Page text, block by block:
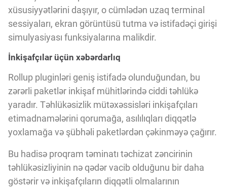
xüsusiyyətlərini daşıyır, o cümlədən uzaq terminal
sessiyaları, ekran görüntüsü tutma və istifadəçi girişi
simulyasiyası funksiyalarına malikdir.
İnkişafçılar üçün xəbərdarlıq
Rollup pluginləri geniş istifadə olunduğundan, bu
zərərli paketlər inkişaf mühitlərində ciddi təhlükə
yaradır. Təhlükəsizlik mütəxəssisləri inkişafçıları
etimadnamələrini qorumağa, asılılıqları diqqətlə
yoxlamağa və şübhəli paketlərdən çəkinməyə çağırır.
Bu hadisə proqram təminatı təchizat zəncirinin
təhlükəsizliyinin nə qədər vacib olduğunu bir daha
göstərir və inkişafçıların diqqətli olmalarının